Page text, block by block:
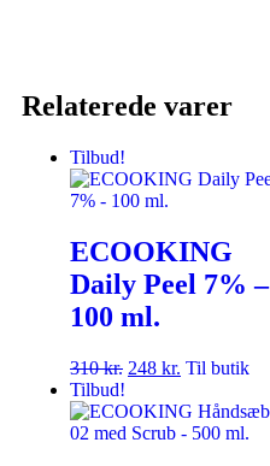
Relaterede varer
Tilbud!
ECOOKING
Daily Peel 7% –
100 ml.
310kr. 248 kr. Til butik
Tilbud!